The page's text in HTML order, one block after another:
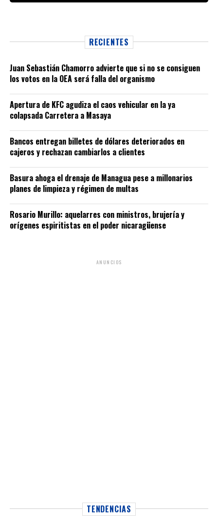
RECIENTES
Juan Sebastián Chamorro advierte que si no se consiguen
los votos en la OEA será falla del organismo
Apertura de KFC agudiza el caos vehicular en la ya
colapsada Carretera a Masaya
Bancos entregan billetes de dólares deteriorados en
cajeros y rechazan cambiarlos a clientes
Basura ahoga el drenaje de Managua pese a millonarios
planes de limpieza y régimen de multas
Rosario Murillo: aquelarres con ministros, brujería y
orígenes espiritistas en el poder nicaragüense
ANUNCIOS
TENDENCIAS